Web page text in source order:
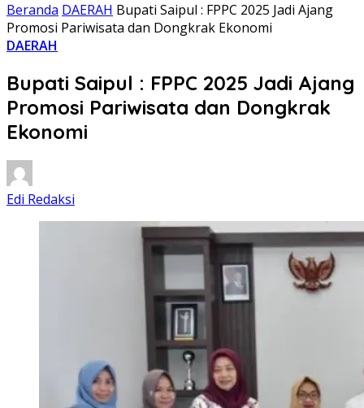
Beranda DAERAH Bupati Saipul : FPPC 2025 Jadi Ajang
Promosi Pariwisata dan Dongkrak Ekonomi
DAERAH
Bupati Saipul : FPPC 2025 Jadi Ajang
Promosi Pariwisata dan Dongkrak
Ekonomi
Edi Redaksi